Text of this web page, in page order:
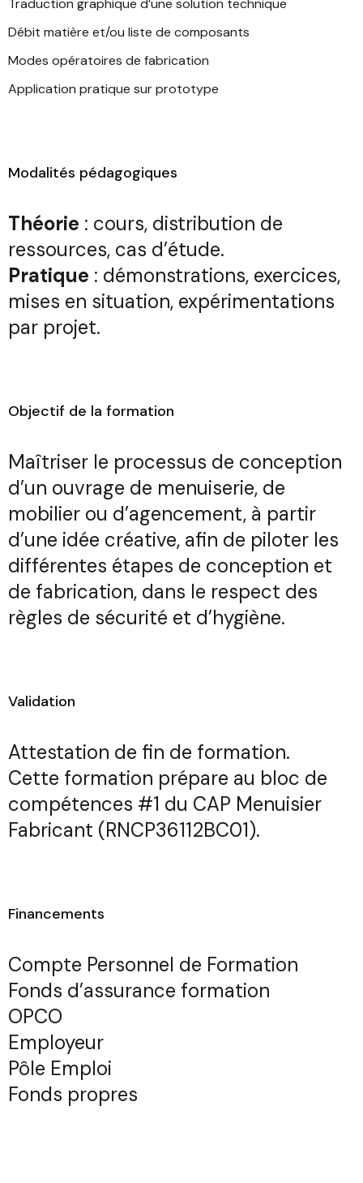
Traduction graphique d’une solution technique
Débit matière et/ou liste de composants
Modes opératoires de fabrication
Application pratique sur prototype
Modalités pédagogiques
Théorie : cours, distribution de
ressources, cas d’étude.
Pratique : démonstrations, exercices,
mises en situation, expérimentations
par projet.
Objectif de la formation
Maîtriser le processus de conception
d’un ouvrage de menuiserie, de
mobilier ou d’agencement, à partir
d’une idée créative, afin de piloter les
différentes étapes de conception et
de fabrication, dans le respect des
règles de sécurité et d’hygiène.
Validation
Attestation de fin de formation.
Cette formation prépare au bloc de
compétences #1 du CAP Menuisier
Fabricant (RNCP36112BC01).
Financements
Compte Personnel de Formation
Fonds d’assurance formation
OPCO
Employeur
Pôle Emploi
Fonds propres